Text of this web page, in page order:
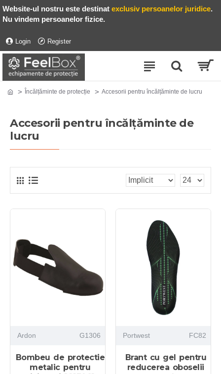
Website-ul nostru este destinat exclusiv persoanelor juridice.
Nu vindem persoanelor fizice.
Login Register
Încălțăminte de protecție Accesorii pentru încălțăminte de lucru
Accesorii pentru încălțăminte de
lucru
Ardon G1306
Bombeu de protectie
metalic pentru
Portwest FC82
Brant cu gel pentru
reducerea oboselii